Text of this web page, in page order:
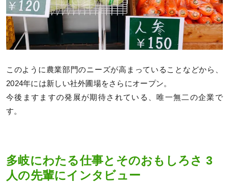
このように農業部門のニーズが高まっていることなどから、
2024年には新しい社外圃場をさらにオープン。
今後ますますの発展が期待されている、唯一無二の企業で
す。
多岐にわたる仕事とそのおもしろさ 3
人の先輩にインタビュー